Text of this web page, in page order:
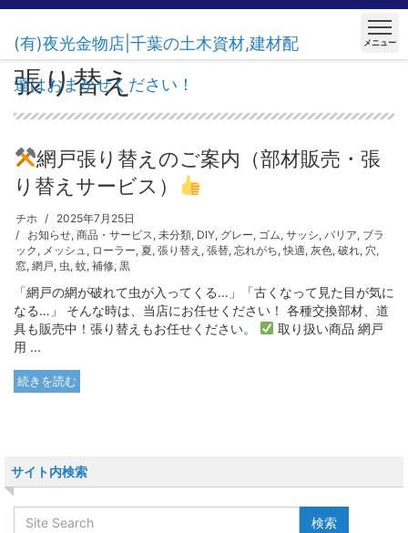
(有)夜光金物店|千葉の土木資材,建材配
達はおまかせください！
メニュー
張り替え
網戸張り替えのご案内（部材販売・張
り替えサービス）
チホ
2025年7月25日
お知らせ, 商品・サービス , 未分類, DIY, グレー, ゴム, サッシ, バリア, ブラ
ック , メッシュ , ローラー, 夏, 張り替え , 張替, 忘れがち,快適, 灰色, 破れ, 穴,
窓, 網戸, 虫, 蚊, 補修, 黒
「網戸の網が破れて虫が入ってくる…」「古くなって見た目が気に
なる…」 そんな時は、当店にお任せください！ 各種交換部材、道
具も販売中！張り替えもお任せください。
取り扱い商品 網戸
用 ...
続きを読む
サイト内検索